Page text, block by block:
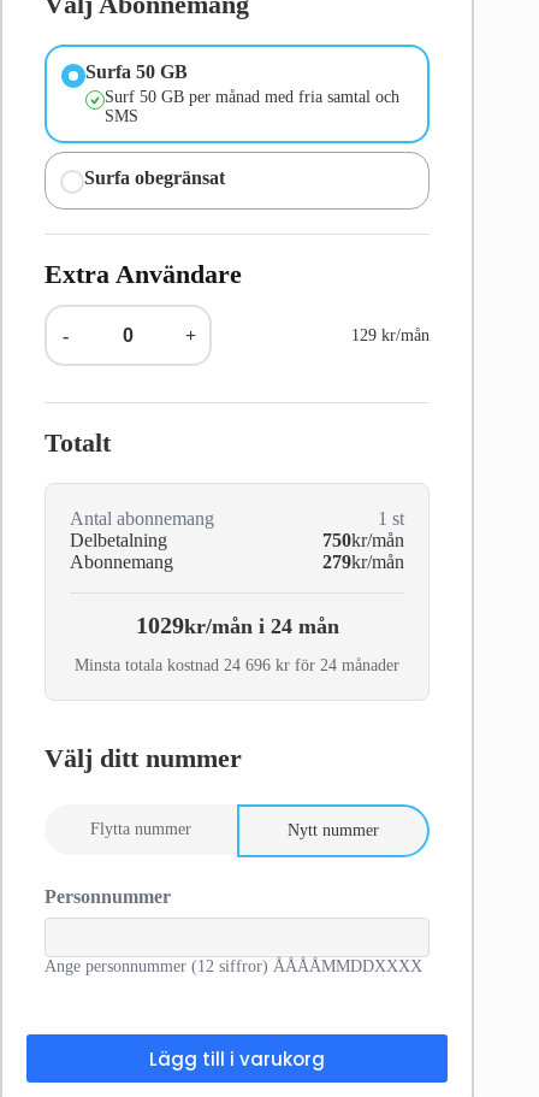
Surfa 50 GB
Surf 50 GB per månad med fria samtal och
SMS
Surfa obegränsat
Extra Användare
- + 129 kr/mån
Totalt
Antal abonnemang 1 st
Delbetalning
750kr/mån
Abonnemang
279kr/mån
1029kr/mån i 24 mån
Minsta totala kostnad 24 696 kr för 24 månader
Välj ditt nummer
Flytta nummer Nytt nummer
Personnummer
Ange personnummer (12 siffror) ÅÅÅÅMMDDXXXX
Lägg till i varukorg